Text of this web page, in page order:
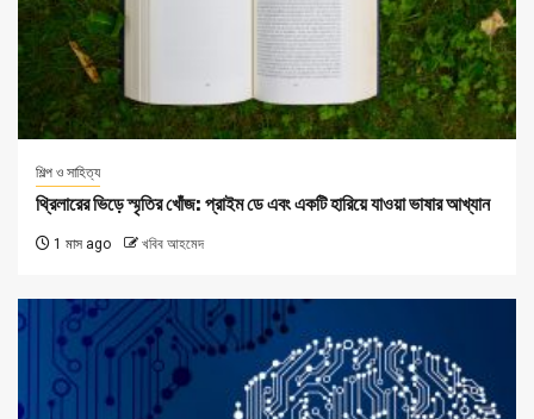
শিল্প ও সাহিত্য
থ্রিলারের ভিড়ে স্মৃতির খোঁজ: প্রাইম ডে এবং একটি হারিয়ে যাওয়া ভাষার আখ্যান
1 মাস ago খবিব আহমেদ